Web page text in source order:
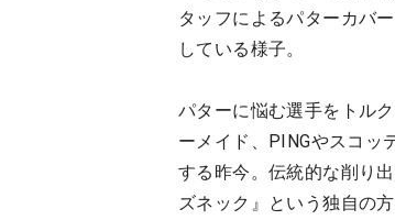
タッフによるパターカバ
している様子。
パターに悩む選手をトル
ーメイド、PINGやスコッ
する昨今。伝統的な削り
ズネック』という独自の